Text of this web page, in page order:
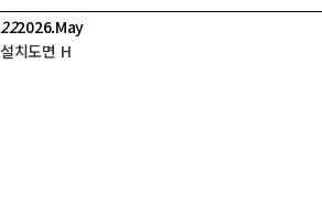
222026.May
설치도면 H